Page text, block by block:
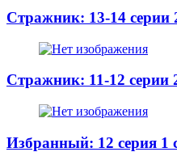
Стражник: 13-14 серии
Стражник: 11-12 серии
Избранный: 12 серия 1